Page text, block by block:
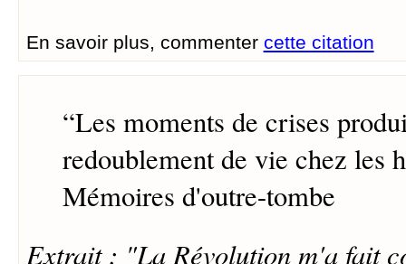
En savoir plus, commenter cette citation
“Les moments de crises
redoublement de vie chez les
Mémoires d'outre-tombe
Extrait : "La Révolution m'a fait